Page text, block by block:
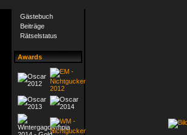
Gästebuch
Beiträge
Rätselstatus
Awards